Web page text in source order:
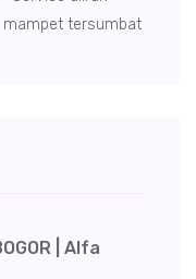
mampet tersumbat
| Alfa